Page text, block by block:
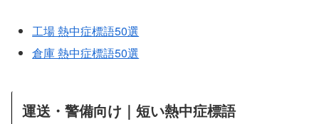
工場 熱中症標語50選
倉庫 熱中症標語50選
運送・警備向け｜短い熱中症標語